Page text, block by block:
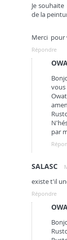
Je
de la
Merci pour
Répondre
vous
par
SALASC
existe t'il
Répondre